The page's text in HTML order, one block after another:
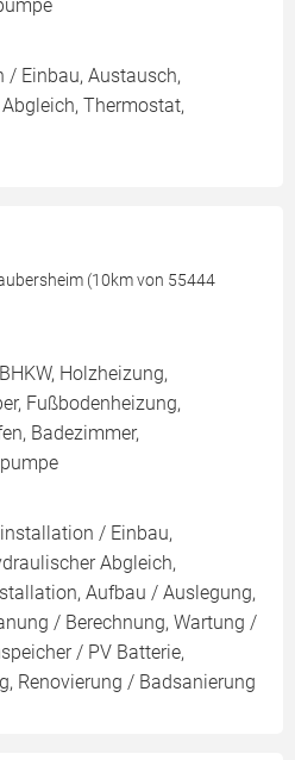
/ Einbau, Austausch,
Thermostat,
(10km von 55444
Holzheizung,
Fußbodenheizung,
Badezimmer,
/ Einbau,
Abgleich,
Aufbau / Auslegung,
/ Berechnung, Wartung /
/ PV Batterie,
Renovierung / Badsanierung